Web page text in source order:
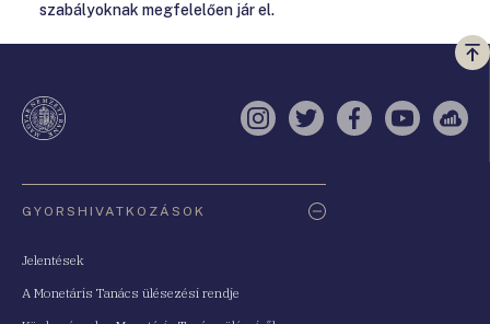
szabályoknak megfelelően jár el.
a
Instagram
TwitterFacebook
YouTube
GYORSHIVATKOZÁSOK
Jelentések
A Monetáris Tanács ülésezési rendje